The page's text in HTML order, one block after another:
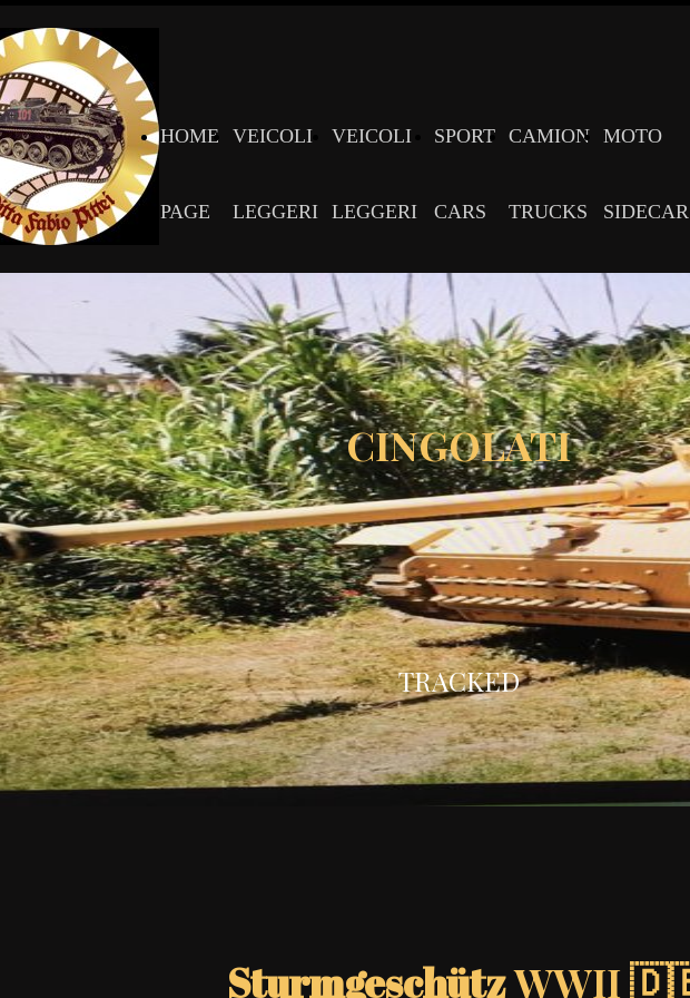
HOME
PAGE
VEICOLI
LEGGERI
CIVILI
VEICOLI
LEGGERI
MILITARI
SPORT
CARS
CAMION
TRUCKS
MOTO
CINGOLATI
TRACKED
SturmgeschützWWII